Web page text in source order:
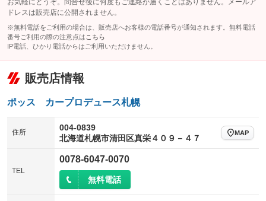
お気軽にどうぞ。問合せ後に何度もご連絡が届くことはありません。メールア
ドレスは販売店に公開されません。
※無料電話をご利用の場合は、販売店へお客様の電話番号が通知されます。無料電話
番号ご利用の際の注意点は こちら
IP電話、ひかり電話からはご利用いただけません。
販売店情報
ポッス カープロデュース札幌
住所
004-0839
北海道札幌市清田区真栄４０９－４７
MAP
TEL
0078-6047-0070
無料電話